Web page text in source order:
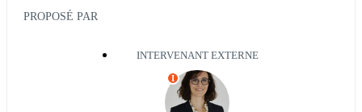
PROPOSÉ PAR
INTERVENANT EXTERNE
I